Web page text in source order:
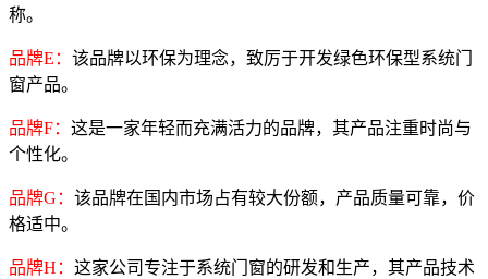
称。
品牌E： 该品牌以环保为理念，致厉于开发绿色环保型系统门
窗产品。
品牌F： 这是一家年轻而充满活力的品牌，其产品注重时尚与
个性化。
品牌G： 该品牌在国内市场占有较大份额，产品质量可靠，价
格适中。
品牌H： 这家公司专注于系统门窗的研发和生产，其产品技术